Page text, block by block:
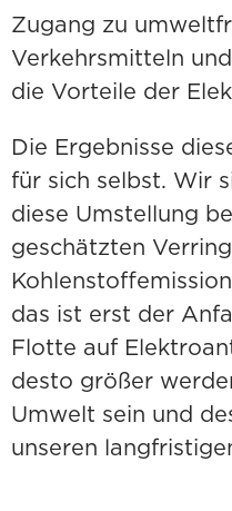
Zugang zu
Verkehrsmitteln
die Vorteile der
Die Ergebnisse
für sich selbst. Wir
diese Umstellung
geschätzten
das ist erst der
Flotte auf
desto größer
Umwelt sein und
unseren